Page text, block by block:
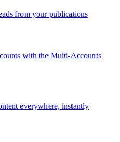
from your publications
with the Multi-Accounts
everywhere, instantly